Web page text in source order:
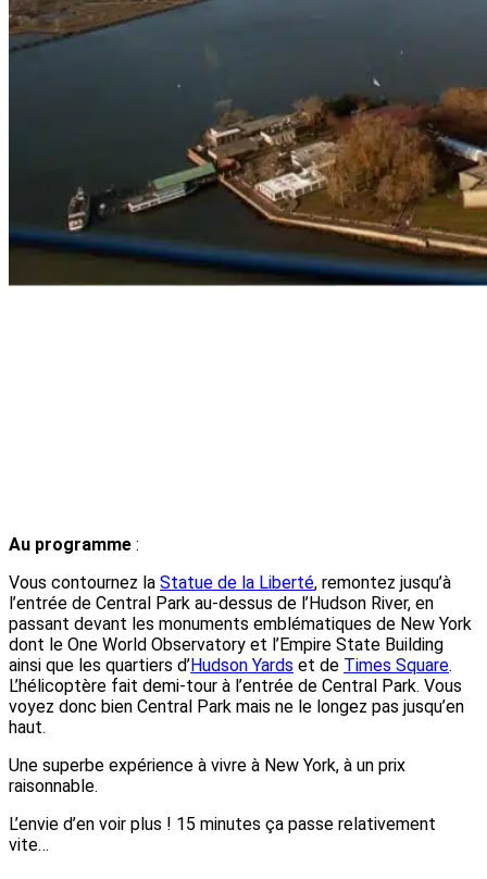
Au programme :
Vous contournez la Statue de la Liberté, remontez jusqu’à
l’entrée de Central Park au-dessus de l’Hudson River, en
passant devant les monuments emblématiques de New York
dont le One World Observatory et l’Empire State Building
ainsi que les quartiers d’Hudson Yards et de Times Square.
L’hélicoptère fait demi-tour à l’entrée de Central Park. Vous
voyez donc bien Central Park mais ne le longez pas jusqu’en
haut.
Une superbe expérience à vivre à New York, à un prix
raisonnable.
L’envie d’en voir plus ! 15 minutes ça passe relativement
vite…